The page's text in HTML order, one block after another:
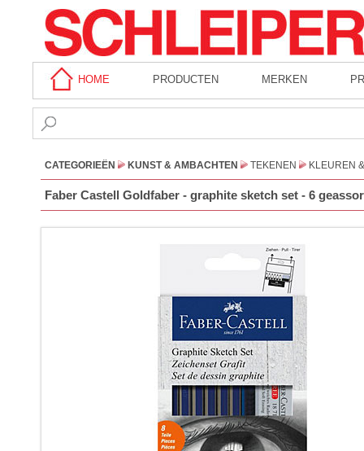
HOME PRODUCTEN MERKEN
CATEGORIEËN KUNST & AMBACHTEN TEKENEN KLEUREN
Faber Castell Goldfaber - graphite sketch set - 6